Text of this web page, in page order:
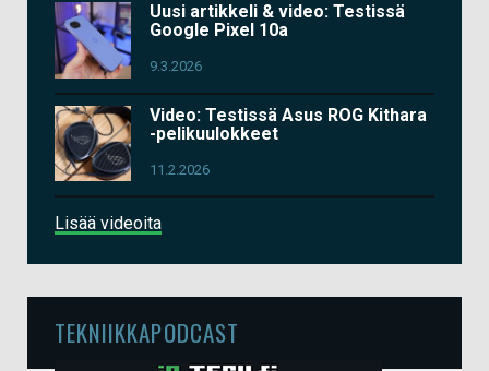
Uusi artikkeli & video: Testissä
Google Pixel 10a
9.3.2026
Video: Testissä Asus ROG Kithara
-pelikuulokkeet
11.2.2026
Lisää videoita
TEKNIIKKAPODCAST